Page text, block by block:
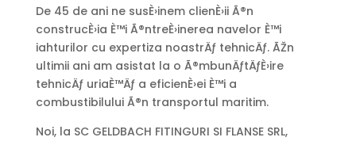
De 45 de ani ne susÈ›inem clienÈ›ii Ã®n
construcÈ›ia È™i Ã®ntreÈ›inerea navelor È™i
iahturilor cu expertiza noastrÄƒ tehnicÄƒ. ÃŽn
ultimii ani am asistat la o Ã®mbunÄƒtÄƒÈ›ire
tehnicÄƒ uriaÈ™Äƒ a eficienÈ›ei È™i a
combustibilului Ã®n transportul maritim.
Noi, la SC GELDBACH FITINGURI SI FLANSE SRL,